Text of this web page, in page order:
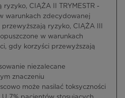
CIĄŻA II TRYMESTR -
warunkach zdecydowanej
ryzyko, CIĄŻA III
w warunkach
gdy korzyści przewyższają
niezalecane
znaczeniu
może nasilać toksyczności